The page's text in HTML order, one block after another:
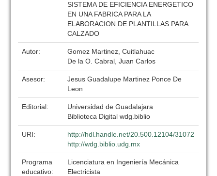
SISTEMA DE EFICIENCIA ENERGETICO
EN UNA FABRICA PARA LA
ELABORACION DE PLANTILLAS PARA
CALZADO
Autor:
Gomez Martinez, Cuitlahuac
De la O. Cabral, Juan Carlos
Asesor:
Jesus Guadalupe Martinez Ponce De
Leon
Editorial:
Universidad de Guadalajara
Biblioteca Digital wdg.biblio
URI:
http://hdl.handle.net/20.500.12104/31072
http://wdg.biblio.udg.mx
Programa
educativo:
Licenciatura en Ingeniería Mecánica
Electricista